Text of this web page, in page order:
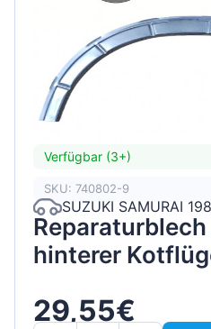
Verfügbar (3+)
SKU: 740802-9
SUZUKI SAMURAI
hinterer
29,55€